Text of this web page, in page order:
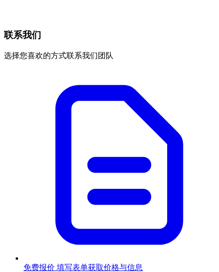
联系我们
选择您喜欢的方式联系我们团队
免费报价 填写表单获取价格与信息